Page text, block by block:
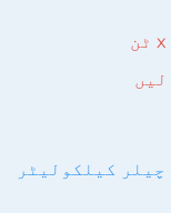
چیلر کیلکولیٹر